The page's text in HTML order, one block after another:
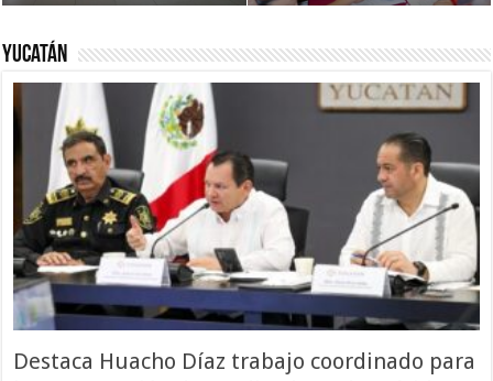
Yucatán
Destaca Huacho Díaz trabajo coordinado para